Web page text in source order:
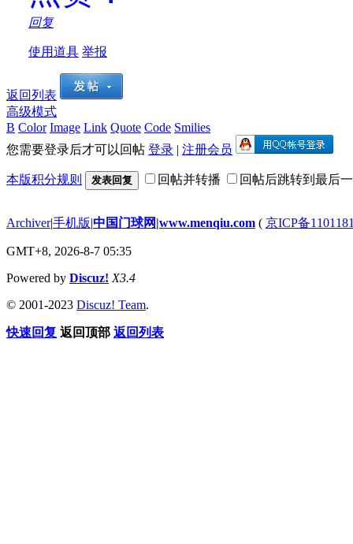
回复
使用道具 举报
返回列表
高级模式
B Color Image Link Quote Code Smilies
您需要登录后才可以回帖 登录 | 注册会员
本版积分规则 发表回复 回帖并转播 回帖后跳转到最后
Archiver|手机版|中国门球网|www.menqiu.com ( 京ICP备
GMT+8, 2026-8-7 05:35
Powered by Discuz! X3.4
© 2001-2023 Discuz! Team.
快速回复 返回顶部 返回列表